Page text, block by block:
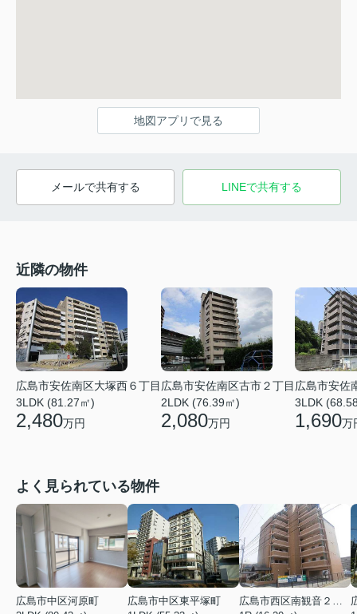
地図アプリで見る
メールで共有する LINEで共有する
近隣の物件
広島市安佐南区大塚西６丁目
3LDK (81.27㎡)
2,480万円
広島市安佐南区古市２丁目
2LDK (76.39㎡)
2,080万円
広島市安佐
3LDK
1,690万
よく見られている物件
広島市中区河原町
広島市中区東平塚町
広島市西区南観音２丁目